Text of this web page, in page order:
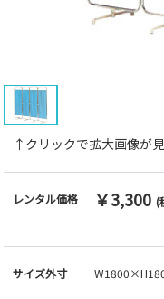
↑クリックで拡大画像が見
レンタル価格 ￥3,300 (
サイズ外寸